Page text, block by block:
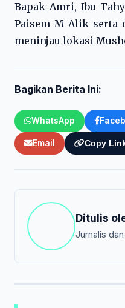
Bapak Amri, Ibu
Paisem M Alik serta
meninjau lokasi
Bagikan Berita Ini:
WhatsApp
Email Copy
Ditulis
Jurnalis